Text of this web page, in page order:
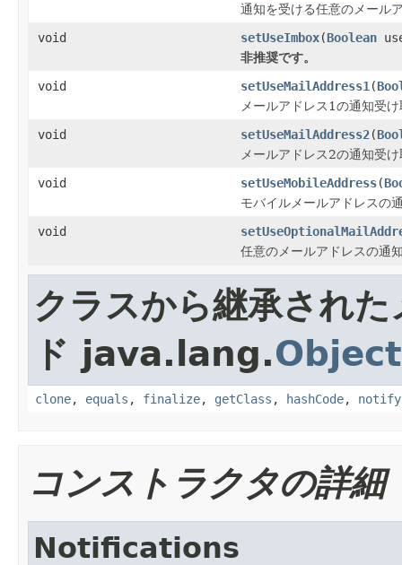
通知を受ける任意のメール
void
setUseImbox(Boolean
非推奨です。
void
setUseMailAddress1 (
メールアドレス1の通知受
void
setUseMailAddress2(
メールアドレス2の通知受
void
setUseMobileAddress(
モバイルメールアドレスの
void
任意のメールアドレスの通
クラスから継承された
ド java.lang.Object
clone, equals , finalize, getClass , hashCode, notify
コンストラクタの詳細
Notifications